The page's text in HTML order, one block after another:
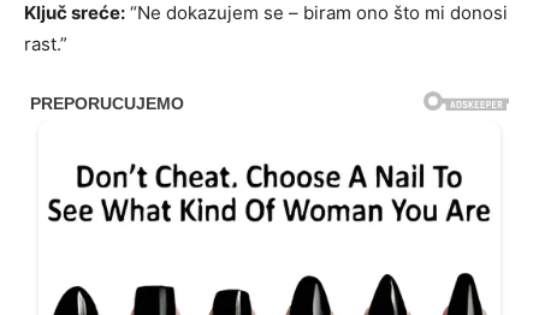
Ključ sreće: “Ne dokazujem se – biram ono što mi donosi
rast.”